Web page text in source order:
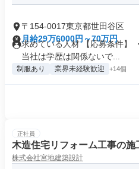
〒154-0017東京都世田谷区
月給29万6000円～70万円
求めている人材 【応募条件】
当社は学歴は関係ないで...
制服あり 業界未経験歓迎 +14個
正社員
木造住宅リフォーム工事の施
株式会社宮地建築設計